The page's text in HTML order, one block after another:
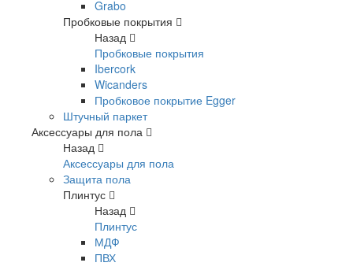
Grabo
Пробковые покрытия
Назад
Пробковые покрытия
Ibercork
Wicanders
Пробковое покрытие Egger
Штучный паркет
Аксессуары для пола
Назад
Аксессуары для пола
Защита пола
Плинтус
Назад
Плинтус
МДФ
ПВХ